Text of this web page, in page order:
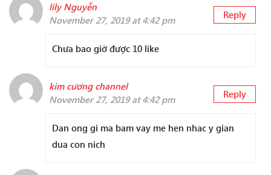
lily Nguyễn
November 27, 2019 at 4:42 pm
Reply
Chưa bao giờ được 10 like
kim cương channel
November 27, 2019 at 4:42 pm
Reply
Dan ong gi ma bam vay me hen nhac y gian
dua con nich